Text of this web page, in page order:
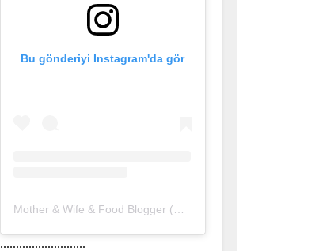
Bu gönderiyi Instagram'da gör
...........................